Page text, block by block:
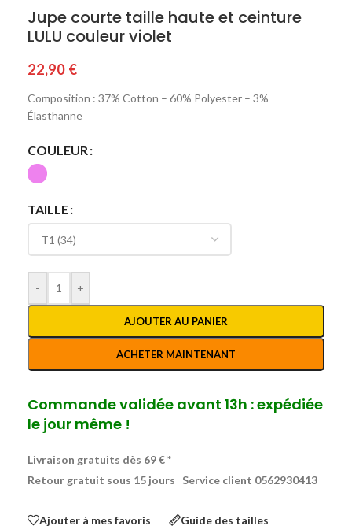
Jupe courte taille haute et ceinture
LULU couleur violet
22,90 €
Composition : 37% Cotton – 60% Polyester – 3%
Élasthanne
COULEUR
TAILLE
- +
AJOUTER AU PANIER
ACHETER MAINTENANT
Commande validée avant 13h : expédiée
le jour même !
Livraison gratuits dès 69 € *
Retour gratuit sous 15 jours
Service client 0562930413
Ajouter à mes favoris Guide des tailles